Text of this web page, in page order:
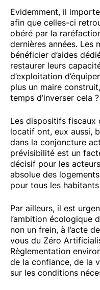
Evidemment, il
afin que celles-ci
obéré par la
dernières années. Les
bénéficier d’aides
restaurer leurs
d’exploitation
plus un maire
temps d’inverser cela ?
Les dispositifs fiscaux
locatif ont, eux aussi,
dans la conjoncture
prévisibilité est un
décisif pour les
absolue des
pour tous les
Par ailleurs, il est
l’ambition écologique
non un frein, à l’acte
vous du Zéro
Règlementation
de la confiance, de la
sur les conditions